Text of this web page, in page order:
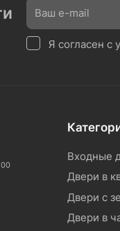
Я согласен с
00
Входные
Двери в
Двери с
Двери в